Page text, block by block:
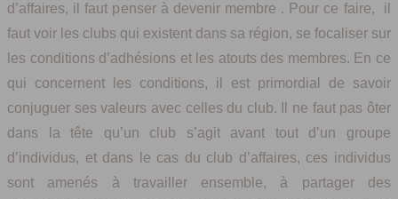
d’affaires, il faut penser à devenir membre . Pour ce faire, il
faut voir les clubs qui existent dans sa région, se focaliser sur
les conditions d’adhésions et les atouts des membres. En ce
qui concernent les conditions, il est primordial de savoir
conjuguer ses valeurs avec celles du club. Il ne faut pas ôter
dans la tête qu’un club s’agit avant tout d’un groupe
d’individus, et dans le cas du club d’affaires, ces individus
sont amenés à travailler ensemble, à partager des